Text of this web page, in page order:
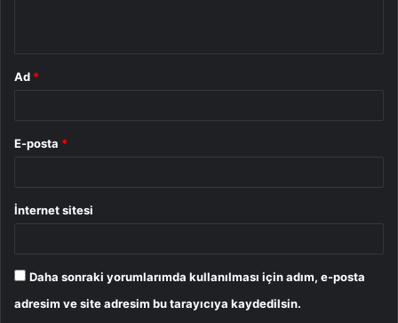
Ad *
E-posta *
İnternet sitesi
Daha sonraki yorumlarımda kullanılması için adım, e-posta
adresim ve site adresim bu tarayıcıya kaydedilsin.